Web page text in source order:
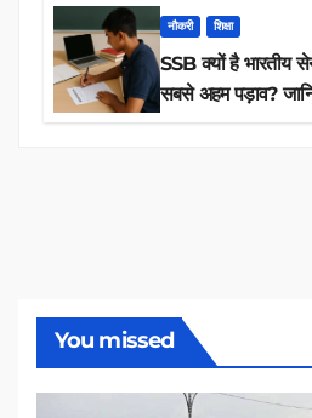
नौकरी शिक्षा
SSB क्यों है भारतीय
सबसे अहम पड़ाव?
You missed